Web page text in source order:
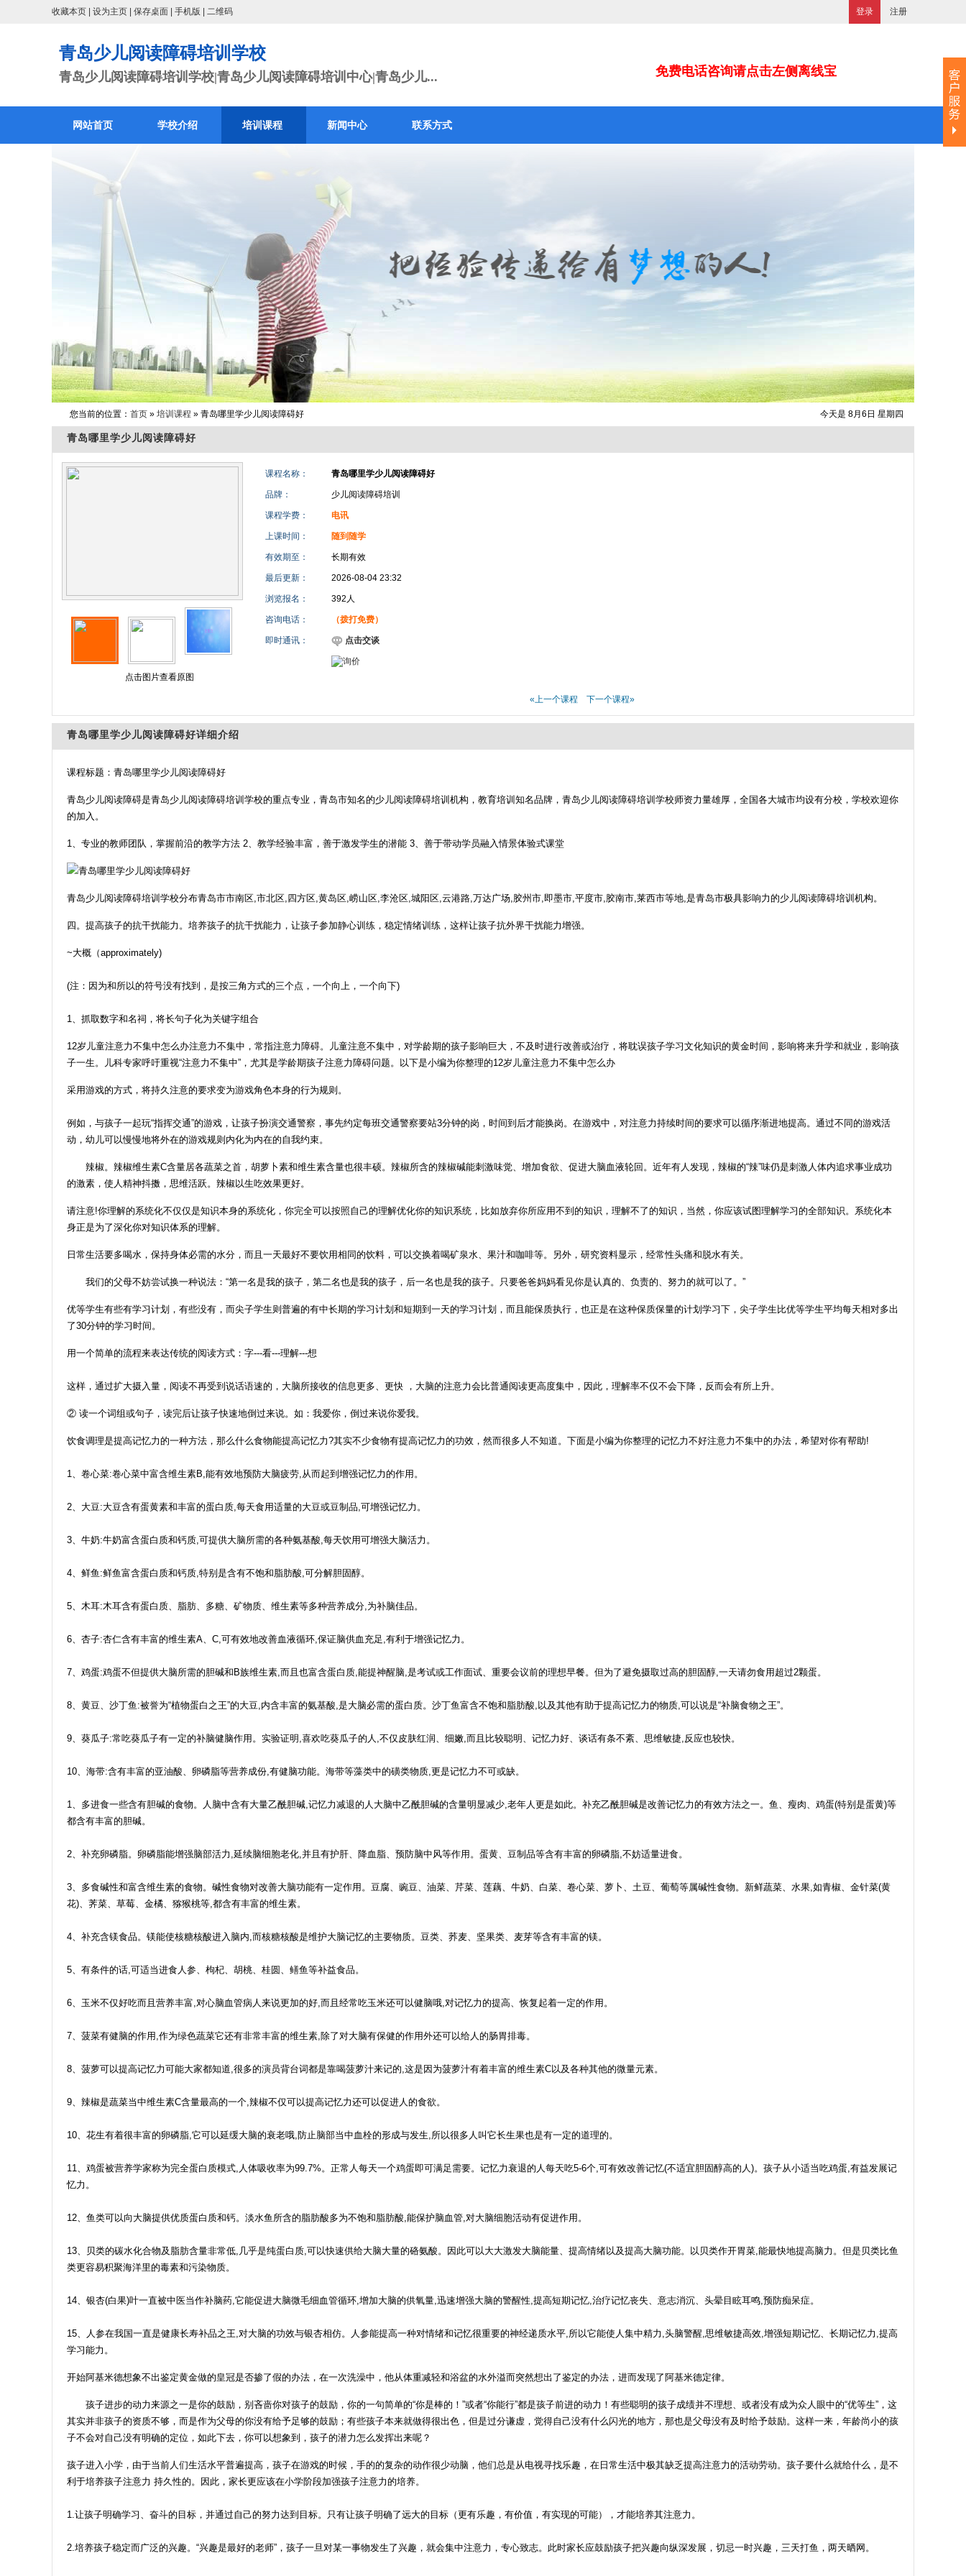
收藏本页 设为主页 保存桌面 手机版 二维码 登录 注册
免费电话咨询请点击左侧离线宝
青岛少儿阅读障碍培训学校
青岛少儿阅读障碍培训学校|青岛少儿阅读障碍培训中心|青岛少儿...
网站首页 学校介绍 培训课程 新闻中心 联系方式
今天是 8月6日 星期四
您当前的位置： 首页 » 培训课程 » 青岛哪里学少儿阅读障碍好
青岛哪里学少儿阅读障碍好
点击图片查看原图
课程名称： 青岛哪里学少儿阅读障碍好
品牌： 少儿阅读障碍培训
课程学费： 电讯
上课时间： 随到随学
有效期至： 长期有效
最后更新： 2026-08-04 23:32
浏览报名： 392人
咨询电话： （拨打免费）
即时通讯： 点击交谈
«上一个课程 下一个课程»
青岛哪里学少儿阅读障碍好详细介绍
课程标题：青岛哪里学少儿阅读障碍好
青岛少儿阅读障碍是青岛少儿阅读障碍培训学校的重点专业，青岛市知名的少儿阅读障碍培训机构，教育培训知名品牌，青岛少儿阅读障碍培训学校师资力量雄厚，全国各大城市均设有分校，学校欢迎你
的加入。
1、专业的教师团队，掌握前沿的教学方法 2、教学经验丰富，善于激发学生的潜能 3、善于带动学员融入情景体验式课堂
青岛少儿阅读障碍培训学校分布青岛市市南区,市北区,四方区,黄岛区,崂山区,李沧区,城阳区,云港路,万达广场,胶州市,即墨市,平度市,胶南市,莱西市等地,是青岛市极具影响力的少儿阅读障碍培训机构。
四。提高孩子的抗干扰能力。培养孩子的抗干扰能力，让孩子参加静心训练，稳定情绪训练，这样让孩子抗外界干扰能力增强。
~大概（approximately)
(注：因为和所以的符号没有找到，是按三角方式的三个点，一个向上，一个向下)
1、抓取数字和名祠，将长句子化为关键字组合
12岁儿童注意力不集中怎么办注意力不集中，常指注意力障碍。儿童注意不集中，对学龄期的孩子影响巨大，不及时进行改善或治疗，将耽误孩子学习文化知识的黄金时间，影响将来升学和就业，影响孩
子一生。儿科专家呼吁重视“注意力不集中”，尤其是学龄期孩子注意力障碍问题。以下是小编为你整理的12岁儿童注意力不集中怎么办
采用游戏的方式，将持久注意的要求变为游戏角色本身的行为规则。
例如，与孩子一起玩“指挥交通”的游戏，让孩子扮演交通警察，事先约定每班交通警察要站3分钟的岗，时间到后才能换岗。在游戏中，对注意力持续时间的要求可以循序渐进地提高。通过不同的游戏活
动，幼儿可以慢慢地将外在的游戏规则内化为内在的自我约束。
辣椒。辣椒维生素C含量居各蔬菜之首，胡萝卜素和维生素含量也很丰硕。辣椒所含的辣椒碱能刺激味觉、增加食欲、促进大脑血液轮回。近年有人发现，辣椒的“辣”味仍是刺激人体内追求事业成功
的激素，使人精神抖擞，思维活跃。辣椒以生吃效果更好。
请注意!你理解的系统化不仅仅是知识本身的系统化，你完全可以按照自己的理解优化你的知识系统，比如放弃你所应用不到的知识，理解不了的知识，当然，你应该试图理解学习的全部知识。系统化本
身正是为了深化你对知识体系的理解。
日常生活要多喝水，保持身体必需的水分，而且一天最好不要饮用相同的饮料，可以交换着喝矿泉水、果汁和咖啡等。另外，研究资料显示，经常性头痛和脱水有关。
我们的父母不妨尝试换一种说法：“第一名是我的孩子，第二名也是我的孩子，后一名也是我的孩子。只要爸爸妈妈看见你是认真的、负责的、努力的就可以了。”
优等学生有些有学习计划，有些没有，而尖子学生则普遍的有中长期的学习计划和短期到一天的学习计划，而且能保质执行，也正是在这种保质保量的计划学习下，尖子学生比优等学生平均每天相对多出
了30分钟的学习时间。
用一个简单的流程来表达传统的阅读方式：字---看---理解---想
这样，通过扩大摄入量，阅读不再受到说话语速的，大脑所接收的信息更多、更快 ，大脑的注意力会比普通阅读更高度集中，因此，理解率不仅不会下降，反而会有所上升。
② 读一个词组或句子，读完后让孩子快速地倒过来说。如：我爱你，倒过来说你爱我。
饮食调理是提高记忆力的一种方法，那么什么食物能提高记忆力?其实不少食物有提高记忆力的功效，然而很多人不知道。下面是小编为你整理的记忆力不好注意力不集中的办法，希望对你有帮助!
1、卷心菜:卷心菜中富含维生素B,能有效地预防大脑疲劳,从而起到增强记忆力的作用。
2、大豆:大豆含有蛋黄素和丰富的蛋白质,每天食用适量的大豆或豆制品,可增强记忆力。
3、牛奶:牛奶富含蛋白质和钙质,可提供大脑所需的各种氨基酸,每天饮用可增强大脑活力。
4、鲜鱼:鲜鱼富含蛋白质和钙质,特别是含有不饱和脂肪酸,可分解胆固醇。
5、木耳:木耳含有蛋白质、脂肪、多糖、矿物质、维生素等多种营养成分,为补脑佳品。
6、杏子:杏仁含有丰富的维生素A、C,可有效地改善血液循环,保证脑供血充足,有利于增强记忆力。
7、鸡蛋:鸡蛋不但提供大脑所需的胆碱和B族维生素,而且也富含蛋白质,能提神醒脑,是考试或工作面试、重要会议前的理想早餐。但为了避免摄取过高的胆固醇,一天请勿食用超过2颗蛋。
8、黄豆、沙丁鱼:被誉为“植物蛋白之王”的大豆,内含丰富的氨基酸,是大脑必需的蛋白质。沙丁鱼富含不饱和脂肪酸,以及其他有助于提高记忆力的物质,可以说是“补脑食物之王”。
9、葵瓜子:常吃葵瓜子有一定的补脑健脑作用。实验证明,喜欢吃葵瓜子的人,不仅皮肤红润、细嫩,而且比较聪明、记忆力好、谈话有条不紊、思维敏捷,反应也较快。
10、海带:含有丰富的亚油酸、卵磷脂等营养成份,有健脑功能。海带等藻类中的磺类物质,更是记忆力不可或缺。
1、多进食一些含有胆碱的食物。人脑中含有大量乙酰胆碱,记忆力减退的人大脑中乙酰胆碱的含量明显减少,老年人更是如此。补充乙酰胆碱是改善记忆力的有效方法之一。鱼、瘦肉、鸡蛋(特别是蛋黄)等
都含有丰富的胆碱。
2、补充卵磷脂。卵磷脂能增强脑部活力,延续脑细胞老化,并且有护肝、降血脂、预防脑中风等作用。蛋黄、豆制品等含有丰富的卵磷脂,不妨适量进食。
3、多食碱性和富含维生素的食物。碱性食物对改善大脑功能有一定作用。豆腐、豌豆、油菜、芹菜、莲藕、牛奶、白菜、卷心菜、萝卜、土豆、葡萄等属碱性食物。新鲜蔬菜、水果,如青椒、金针菜(黄
花)、荠菜、草莓、金橘、猕猴桃等,都含有丰富的维生素。
4、补充含镁食品。镁能使核糖核酸进入脑内,而核糖核酸是维护大脑记忆的主要物质。豆类、荞麦、坚果类、麦芽等含有丰富的镁。
5、有条件的话,可适当进食人参、枸杞、胡桃、桂圆、鳝鱼等补益食品。
6、玉米不仅好吃而且营养丰富,对心脑血管病人来说更加的好,而且经常吃玉米还可以健脑哦,对记忆力的提高、恢复起着一定的作用。
7、菠菜有健脑的作用,作为绿色蔬菜它还有非常丰富的维生素,除了对大脑有保健的作用外还可以给人的肠胃排毒。
8、菠萝可以提高记忆力可能大家都知道,很多的演员背台词都是靠喝菠萝汁来记的,这是因为菠萝汁有着丰富的维生素C以及各种其他的微量元素。
9、辣椒是蔬菜当中维生素C含量最高的一个,辣椒不仅可以提高记忆力还可以促进人的食欲。
10、花生有着很丰富的卵磷脂,它可以延缓大脑的衰老哦,防止脑部当中血栓的形成与发生,所以很多人叫它长生果也是有一定的道理的。
11、鸡蛋被营养学家称为完全蛋白质模式,人体吸收率为99.7%。正常人每天一个鸡蛋即可满足需要。记忆力衰退的人每天吃5-6个,可有效改善记忆(不适宜胆固醇高的人)。孩子从小适当吃鸡蛋,有益发展记
忆力。
12、鱼类可以向大脑提供优质蛋白质和钙。淡水鱼所含的脂肪酸多为不饱和脂肪酸,能保护脑血管,对大脑细胞活动有促进作用。
13、贝类的碳水化合物及脂肪含量非常低,几乎是纯蛋白质,可以快速供给大脑大量的硌氨酸。因此可以大大激发大脑能量、提高情绪以及提高大脑功能。以贝类作开胃菜,能最快地提高脑力。但是贝类比鱼
类更容易积聚海洋里的毒素和污染物质。
14、银杏(白果)叶一直被中医当作补脑药,它能促进大脑微毛细血管循环,增加大脑的供氧量,迅速增强大脑的警醒性,提高短期记忆,治疗记忆丧失、意志消沉、头晕目眩耳鸣,预防痴呆症。
15、人参在我国一直是健康长寿补品之王,对大脑的功效与银杏相仿。人参能提高一种对情绪和记忆很重要的神经递质水平,所以它能使人集中精力,头脑警醒,思维敏捷高效,增强短期记忆、长期记忆力,提高
学习能力。
开始阿基米德想象不出鉴定黄金做的皇冠是否掺了假的办法，在一次洗澡中，他从体重减轻和浴盆的水外溢而突然想出了鉴定的办法，进而发现了阿基米德定律。
孩子进步的动力来源之一是你的鼓励，别吝啬你对孩子的鼓励，你的一句简单的“你是棒的！”或者“你能行”都是孩子前进的动力！有些聪明的孩子成绩并不理想、或者没有成为众人眼中的“优等生”，这
其实并非孩子的资质不够，而是作为父母的你没有给予足够的鼓励；有些孩子本来就做得很出色，但是过分谦虚，觉得自己没有什么闪光的地方，那也是父母没有及时给予鼓励。这样一来，年龄尚小的孩
子不会对自己没有明确的定位，如此下去，你可以想象到，孩子的潜力怎么发挥出来呢？
孩子进入小学，由于当前人们生活水平普遍提高，孩子在游戏的时候，手的的复杂的动作很少动脑，他们总是从电视寻找乐趣，在日常生活中极其缺乏提高注意力的活动劳动。孩子要什么就给什么，是不
利于培养孩子注意力 持久性的。因此，家长更应该在小学阶段加强孩子注意力的培养。
1.让孩子明确学习、奋斗的目标，并通过自己的努力达到目标。只有让孩子明确了远大的目标（更有乐趣，有价值，有实现的可能），才能培养其注意力。
2.培养孩子稳定而广泛的兴趣。“兴趣是最好的老师”，孩子一旦对某一事物发生了兴趣，就会集中注意力，专心致志。此时家长应鼓励孩子把兴趣向纵深发展，切忌一时兴趣，三天打鱼，两天晒网。